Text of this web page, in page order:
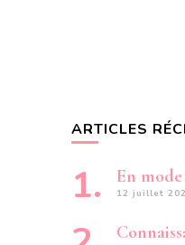
ARTICLES
En mode
12 juillet